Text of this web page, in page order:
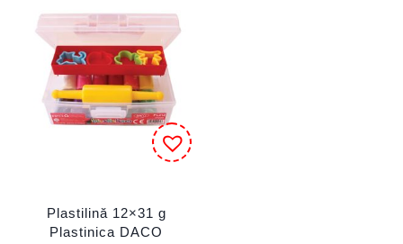
Plastilină 12×31 g
Plastinica DACO